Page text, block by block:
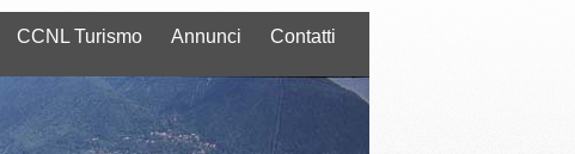
CCNL Turismo Annunci Contatti